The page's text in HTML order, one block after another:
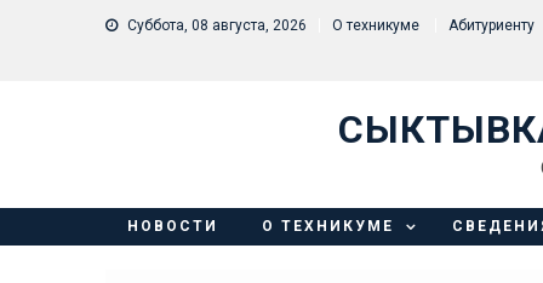
Skip to content
Суббота, 08 августа, 2026 О техникуме Абитуриенту
НОВОСТИ О ТЕХНИКУМЕ